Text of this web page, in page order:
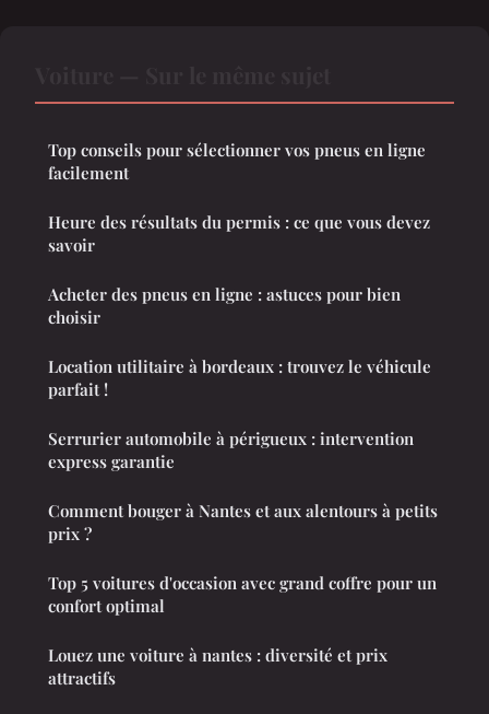
Top conseils pour sélectionner vos pneus en ligne
facilement
Heure des résultats du permis : ce que vous devez
savoir
Acheter des pneus en ligne : astuces pour bien
choisir
Location utilitaire à bordeaux : trouvez le véhicule
parfait !
Serrurier automobile à périgueux : intervention
express garantie
Comment bouger à Nantes et aux alentours à petits
prix ?
Top 5 voitures d'occasion avec grand coffre pour un
confort optimal
Louez une voiture à nantes : diversité et prix
attractifs